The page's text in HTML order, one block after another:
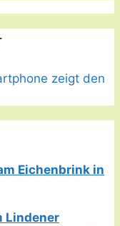
Eichenbrink in
Lindener